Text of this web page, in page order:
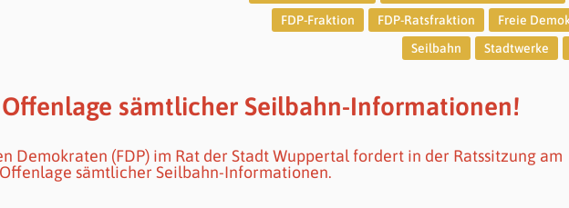
FDP-Fraktion
FDP-Ratsfraktion
Freie
Seilbahn
Stadtwerke
Offenlage sämtlicher Seilbahn-Informationen!
Demokraten (FDP) im Rat der Stadt Wuppertal fordert in der Ratssitzung am
sämtlicher Seilbahn-Informationen.